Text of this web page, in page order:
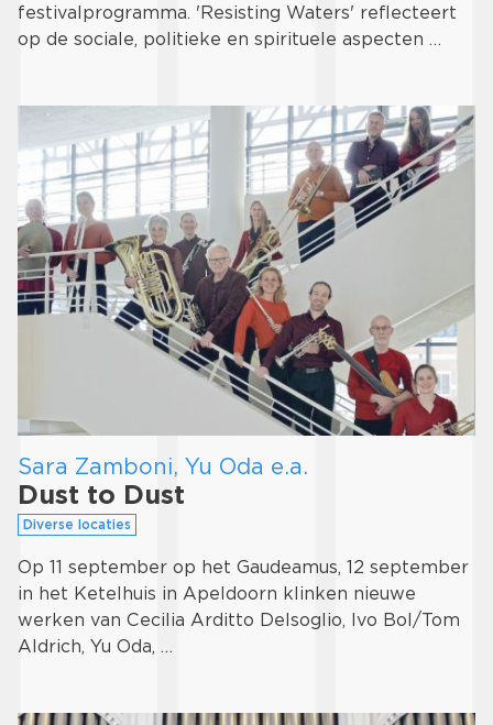
festivalprogramma. 'Resisting Waters' reflecteert
op de sociale, politieke en spirituele aspecten …
Sara Zamboni, Yu Oda e.a.
Dust to Dust
Diverse locaties
Op 11 september op het Gaudeamus, 12 september
in het Ketelhuis in Apeldoorn klinken nieuwe
werken van Cecilia Arditto Delsoglio, Ivo Bol/Tom
Aldrich, Yu Oda, …